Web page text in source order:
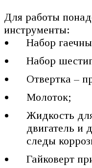
Для работы
инструменты:
Набор
Набор
Отвертка –
Молоток;
Жидкость
двигатель и
следы
Гайковерт